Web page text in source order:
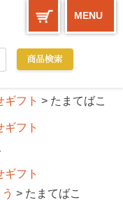
MENU
ギフト たまてばこ
ギフト
ギフト
たまてばこ